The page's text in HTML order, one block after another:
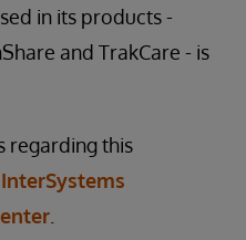
in its products -
and TrakCare - is
regarding this
InterSystems